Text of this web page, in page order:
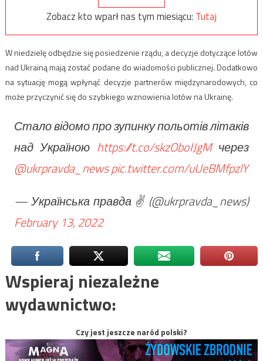
Zobacz kto wparł nas tym miesiącu: Tutaj
W niedzielę odbędzie się posiedzenie rządu, a decyzje dotyczące lotów
nad Ukrainą mają zostać podane do wiadomości publicznej. Dodatkowo
na sytuację mogą wpłynąć decyzje partnerów międzynarodowych, co
może przyczynić się do szybkiego wznowienia lotów na Ukrainę.
Стало відомо про зупинку польотів літаків
над Україною https://t.co/skzOboIJgMчерез
@ukrpravda_newspic.twitter.com/uUeBMfpzlY
— Українська правда ✌️ (@ukrpravda_news)
February 13, 2022
Wspieraj niezależne
wydawnictwo:
Czy jest jeszcze naród polski?